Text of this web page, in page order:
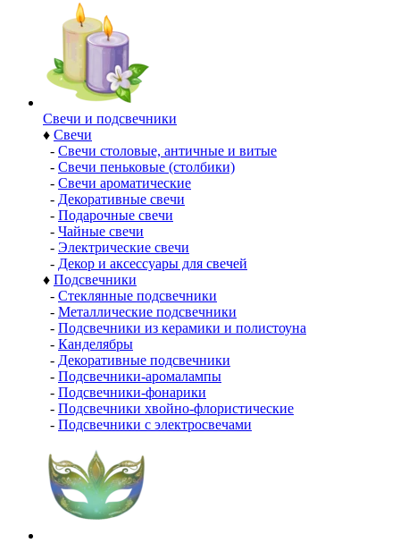
Свечи и подсвечники
♦ Свечи
- Свечи столовые, античные и витые
- Свечи пеньковые (столбики)
- Свечи ароматические
- Декоративные свечи
- Подарочные свечи
- Чайные свечи
- Электрические свечи
- Декор и аксессуары для свечей
♦ Подсвечники
- Стеклянные подсвечники
- Металлические подсвечники
- Подсвечники из керамики и полистоуна
- Канделябры
- Декоративные подсвечники
- Подсвечники-аромалампы
- Подсвечники-фонарики
- Подсвечники хвойно-флористические
- Подсвечники с электросвечами